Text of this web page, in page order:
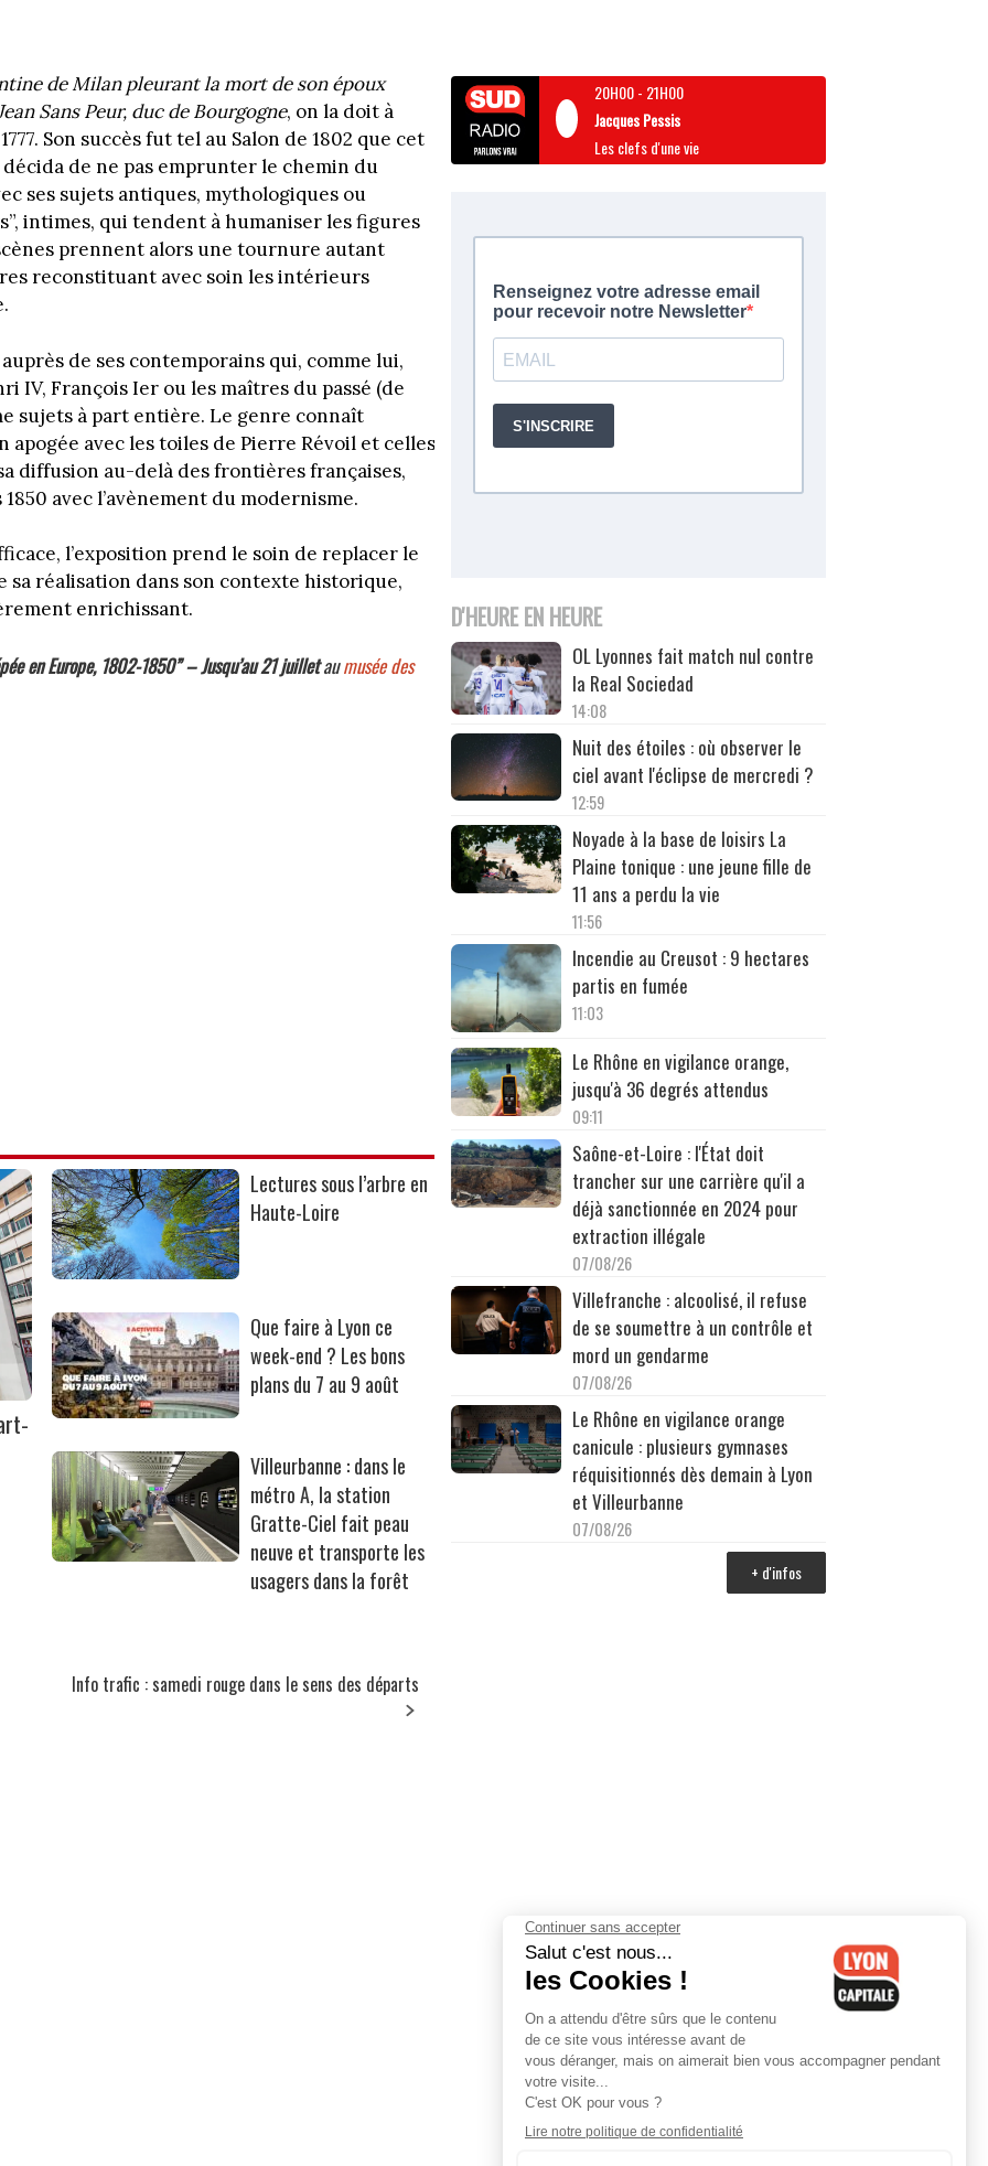
de Milan pleurant la mort de son époux
Sans Peur, duc de Bourgogne, on la doit à
Son succès fut tel au Salon de 1802 que cet
de ne pas emprunter le chemin du
ses sujets antiques, mythologiques ou
intimes, qui tendent à humaniser les figures
prennent alors une tournure autant
reconstituant avec soin les intérieurs
de ses contemporains qui, comme lui,
IV, François Ier ou les maîtres du passé (de
sujets à part entière. Le genre connaît
apogée avec les toiles de Pierre Révoil et celles
diffusion au-delà des frontières françaises,
avec l’avènement du modernisme.
l’exposition prend le soin de replacer le
réalisation dans son contexte historique,
enrichissant.
en Europe, 1802-1850” –Jusqu’au 21 juilletaumusée des
Lectures sous l’arbre en
Haute-Loire
Que faire à Lyon ce
week-end ? Les bons
plans du 7 au 9 août
Villeurbanne : dans le
métro A, la station
Gratte-Ciel fait peau
neuve et transporte les
usagers dans la forêt
Info trafic : samedi rouge dans le sens des départs
20H00- 21H00
Jacques Pessis
Les clefs d'une vie
D'HEURE EN HEURE
OL Lyonnes fait match nul contre
la Real Sociedad
14:08
Nuit des étoiles : où observer le
ciel avant l'éclipse de mercredi ?
12:59
Noyade à la base de loisirs La
Plaine tonique : une jeune fille de
11 ans a perdu la vie
11:56
Incendie au Creusot : 9 hectares
partis en fumée
11:03
Le Rhône en vigilance orange,
jusqu'à 36 degrés attendus
09:11
Saône-et-Loire : l'État doit
trancher sur une carrière qu'il a
déjà sanctionnée en 2024 pour
extraction illégale
07/08/26
Villefranche : alcoolisé, il refuse
de se soumettre à un contrôle et
mord un gendarme
07/08/26
Le Rhône en vigilance orange
canicule : plusieurs gymnases
réquisitionnés dès demain à Lyon
et Villeurbanne
07/08/26
+ d'infos